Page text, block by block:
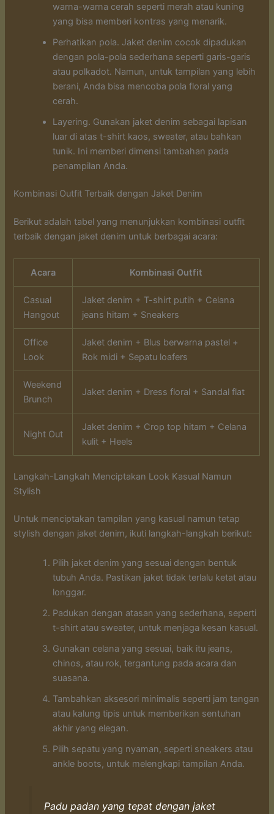
warna-warna cerah seperti merah atau kuning
yang bisa memberi kontras yang menarik.
Perhatikan pola. Jaket denim cocok dipadukan
dengan pola-pola sederhana seperti garis-garis
atau polkadot. Namun, untuk tampilan yang lebih
berani, Anda bisa mencoba pola floral yang
cerah.
Layering. Gunakan jaket denim sebagai lapisan
luar di atas t-shirt kaos, sweater, atau bahkan
tunik. Ini memberi dimensi tambahan pada
penampilan Anda.
Kombinasi Outfit Terbaik dengan Jaket Denim
Berikut adalah tabel yang menunjukkan kombinasi outfit
terbaik dengan jaket denim untuk berbagai acara:
Acara Kombinasi Outfit
Casual
Hangout
Jaket denim + T-shirt putih + Celana
jeans hitam + Sneakers
Office
Look
Jaket denim + Blus berwarna pastel +
Rok midi + Sepatu loafers
Weekend
Brunch
Jaket denim + Dress floral + Sandal flat
Night Out
Jaket denim + Crop top hitam + Celana
kulit + Heels
Langkah-Langkah Menciptakan Look Kasual Namun
Stylish
Untuk menciptakan tampilan yang kasual namun tetap
stylish dengan jaket denim, ikuti langkah-langkah berikut:
Pilih jaket denim yang sesuai dengan bentuk
tubuh Anda. Pastikan jaket tidak terlalu ketat atau
longgar.
Padukan dengan atasan yang sederhana, seperti
t-shirt atau sweater, untuk menjaga kesan kasual.
Gunakan celana yang sesuai, baik itu jeans,
chinos, atau rok, tergantung pada acara dan
suasana.
Tambahkan aksesori minimalis seperti jam tangan
atau kalung tipis untuk memberikan sentuhan
akhir yang elegan.
Pilih sepatu yang nyaman, seperti sneakers atau
ankle boots, untuk melengkapi tampilan Anda.
Padu padan yang tepat dengan jaket